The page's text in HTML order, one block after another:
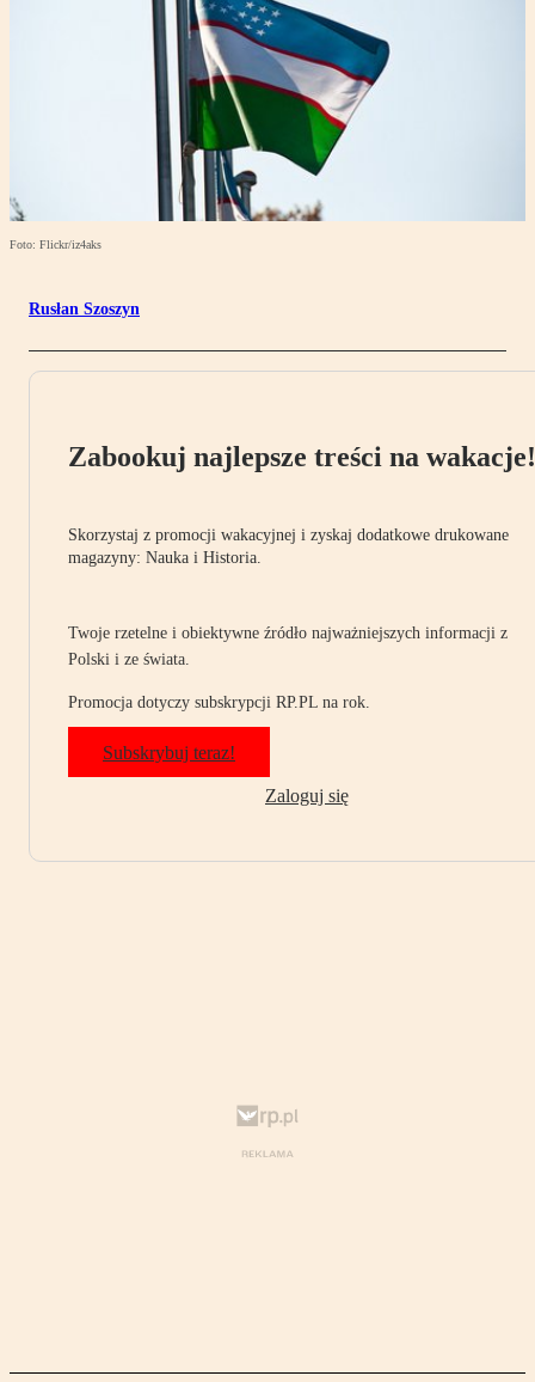
Foto: Flickr/iz4aks
Rusłan Szoszyn
Zabookuj najlepsze treści na wakacje!
Skorzystaj z promocji wakacyjnej i zyskaj dodatkowe drukowane
magazyny: Nauka i Historia.
Twoje rzetelne i obiektywne źródło najważniejszych informacji z
Polski i ze świata.
Promocja dotyczy subskrypcji RP.PL na rok.
Subskrybuj teraz!
Zaloguj się